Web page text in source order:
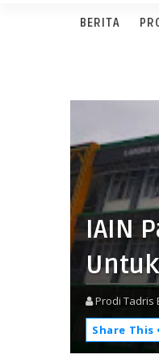
BERITA
IAIN
Prodi Tadris
Share This